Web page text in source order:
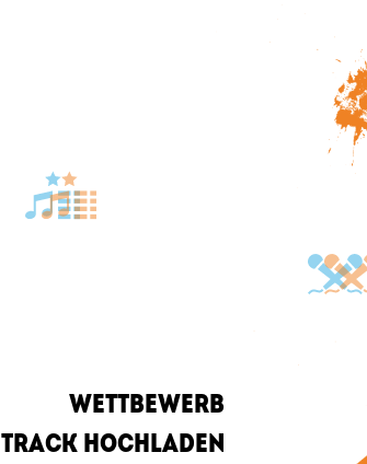
WETTBEWERB
TRACK HOCHLADEN